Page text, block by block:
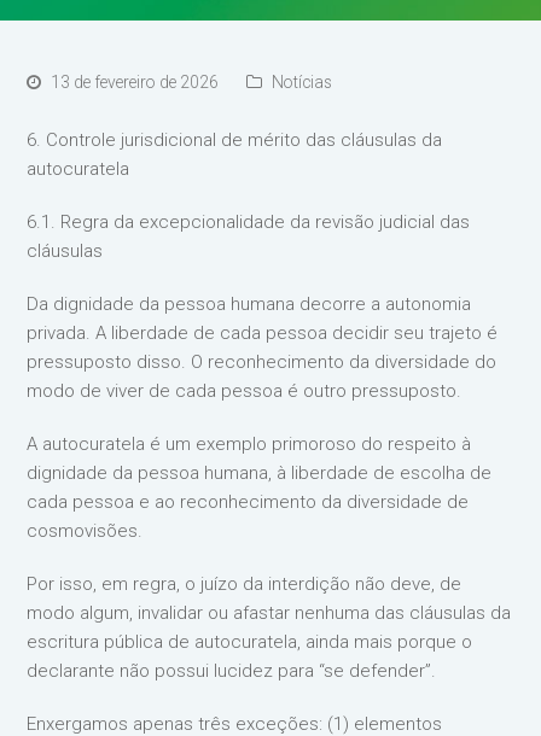
13 de fevereiro de 2026 Notícias
6. Controle jurisdicional de mérito das cláusulas da
autocuratela
6.1. Regra da excepcionalidade da revisão judicial das
cláusulas
Da dignidade da pessoa humana decorre a autonomia
privada. A liberdade de cada pessoa decidir seu trajeto é
pressuposto disso. O reconhecimento da diversidade do
modo de viver de cada pessoa é outro pressuposto.
A autocuratela é um exemplo primoroso do respeito à
dignidade da pessoa humana, à liberdade de escolha de
cada pessoa e ao reconhecimento da diversidade de
cosmovisões.
Por isso, em regra, o juízo da interdição não deve, de
modo algum, invalidar ou afastar nenhuma das cláusulas da
escritura pública de autocuratela, ainda mais porque o
declarante não possui lucidez para “se defender”.
Enxergamos apenas três exceções: (1) elementos